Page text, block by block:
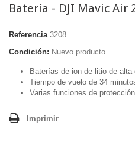
Batería - DJI Mavic Air
Referencia 3208
Condición: Nuevo producto
Baterías de ion de litio de alta
Tiempo de vuelo de 34
Varias funciones de
Imprimir